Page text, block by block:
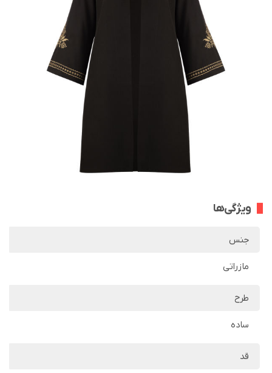
ویژگی‌ها
جنس
مازراتی
طرح
ساده
قد